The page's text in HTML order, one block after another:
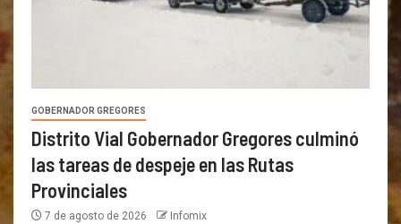
GOBERNADOR GREGORES
Distrito Vial Gobernador Gregores culminó
las tareas de despeje en las Rutas
Provinciales
7 de agosto de 2026 Infomix